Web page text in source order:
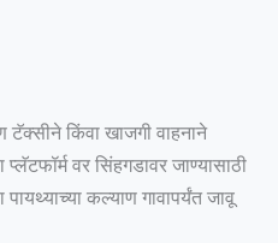
किंवा खाजगी वाहनाने
वर सिंहगडावर जाण्यासाठी
कल्याण गावापर्यंत जावू